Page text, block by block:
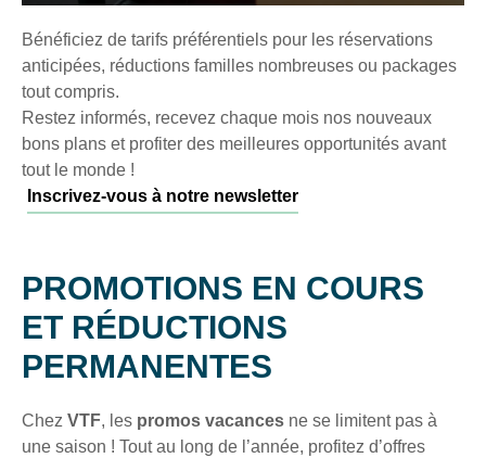
Bénéficiez de tarifs préférentiels pour les réservations
anticipées, réductions familles nombreuses ou packages
tout compris.
Restez informés, recevez chaque mois nos nouveaux
bons plans et profiter des meilleures opportunités avant
tout le monde !
Inscrivez-vous à notre newsletter
PROMOTIONS EN COURS
ET RÉDUCTIONS
PERMANENTES
Chez VTF, les promos vacances ne se limitent pas à
une saison ! Tout au long de l’année, profitez d’offres